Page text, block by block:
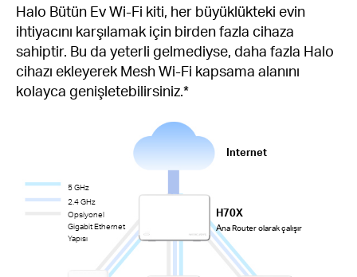
Halo Bütün Ev Wi-Fi kiti, her büyüklükteki evin
ihtiyacını karşılamak için birden fazla cihaza
sahiptir. Bu da yeterli gelmediyse, daha fazla Halo
cihazı ekleyerek Mesh Wi-Fi kapsama alanını
kolayca genişletebilirsiniz.*
Internet
H70X
Ana Router olarak çalışır
5 GHz
2.4 GHz
Opsiyonel
Gigabit Ethernet
Yapısı